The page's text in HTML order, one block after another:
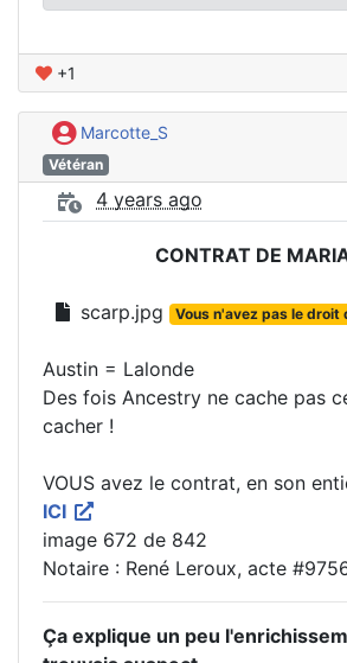
+1
Marcotte_S
Vétéran
4 years ago
CONTRAT DE
scarp.jpg Vous n'avez pas le droit
Austin = Lalonde
Des fois Ancestry ne cache pas
cacher !
VOUS avez le contrat, en son
ICI
image 672 de 842
Notaire : René Leroux, acte
Ça explique un peu